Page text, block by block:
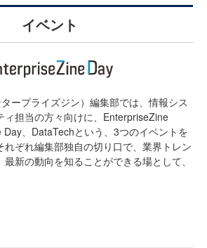
イベント
ープライズジン）編集部では、情報シス
ィ担当の方々向けに、EnterpriseZine
、DataTechという、3つのイベントを
れぞれ編集部独自の切り口で、業界トレン
最新の動向を知ることができる場として、